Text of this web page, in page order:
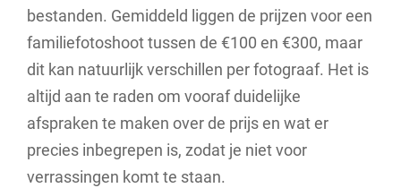
bestanden. Gemiddeld liggen de prijzen voor een
familiefotoshoot tussen de €100 en €300, maar
dit kan natuurlijk verschillen per fotograaf. Het is
altijd aan te raden om vooraf duidelijke
afspraken te maken over de prijs en wat er
precies inbegrepen is, zodat je niet voor
verrassingen komt te staan.